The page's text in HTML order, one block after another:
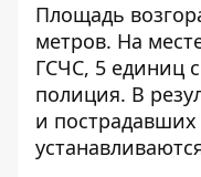
Площадь
метров. На
ГСЧС, 5 единиц
полиция. В
и